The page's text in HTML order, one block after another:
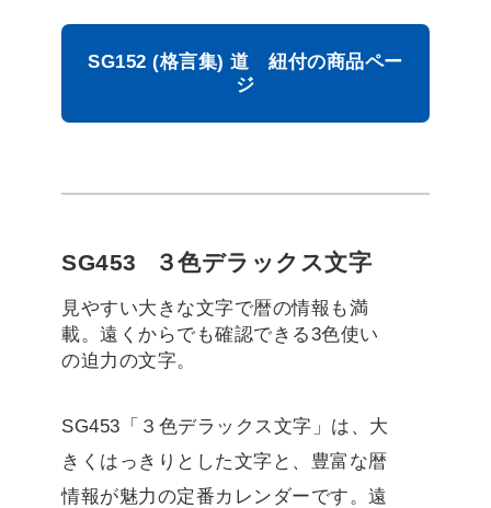
SG152 (格言集) 道 紐付の商品ペー
ジ
SG453 ３色デラックス文字
見やすい大きな文字で暦の情報も満
載。遠くからでも確認できる3色使い
の迫力の文字。
SG453「３色デラックス文字」は、大
きくはっきりとした文字と、豊富な暦
情報が魅力の定番カレンダーです。遠